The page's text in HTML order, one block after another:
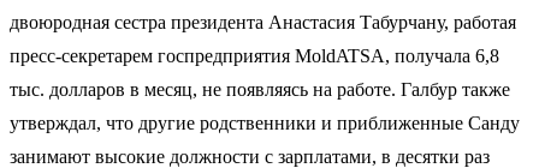
двоюродная сестра президента Анастасия Табурчану, работая
пресс-секретарем госпредприятия MoldATSA, получала 6,8
тыс. долларов в месяц, не появляясь на работе. Галбур также
утверждал, что другие родственники и приближенные Санду
занимают высокие должности с зарплатами, в десятки раз